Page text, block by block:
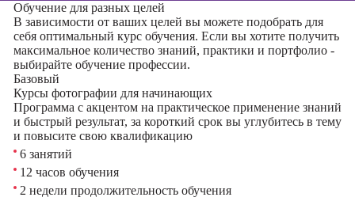
Обучение для разных целей
В зависимости от ваших целей вы можете подобрать для
себя оптимальный курс обучения. Если вы хотите получить
максимальное количество знаний, практики и портфолио -
выбирайте обучение профессии.
Базовый
Курсы фотографии для начинающих
Программа с акцентом на практическое применение знаний
и быстрый результат, за короткий срок вы углубитесь в тему
и повысите свою квалификацию
6 занятий
12 часов обучения
2 недели продолжительность обучения